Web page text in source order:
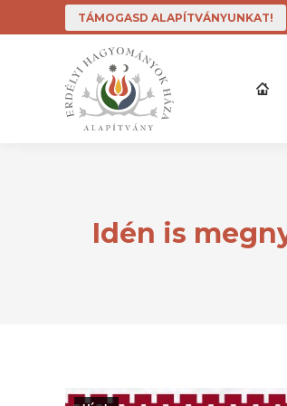
TÁMOGASD ALAPÍTVÁNYUNKAT!
Idén is